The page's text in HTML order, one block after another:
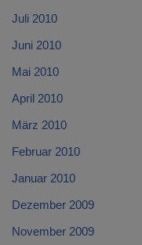
Juli 2010
Juni 2010
Mai 2010
April 2010
März 2010
Februar 2010
Januar 2010
Dezember 2009
November 2009